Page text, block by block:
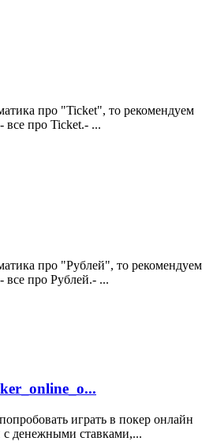
про "Ticket", то рекомендуем
все про Ticket.- ...
про "Рублей", то рекомендуем
все про Рублей.- ...
играть в покер онлайн
с денежными ставками,...